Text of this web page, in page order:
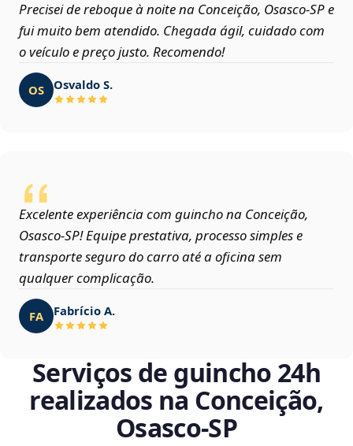
Precisei de reboque à noite na Conceição, Osasco‑SP e
fui muito bem atendido. Chegada ágil, cuidado com
o veículo e preço justo. Recomendo!
OS Osvaldo S.
Excelente experiência com guincho na Conceição,
Osasco‑SP! Equipe prestativa, processo simples e
transporte seguro do carro até a oficina sem
qualquer complicação.
FA Fabrício A.
Serviços de guincho 24h
realizados na Conceição,
Osasco‑SP